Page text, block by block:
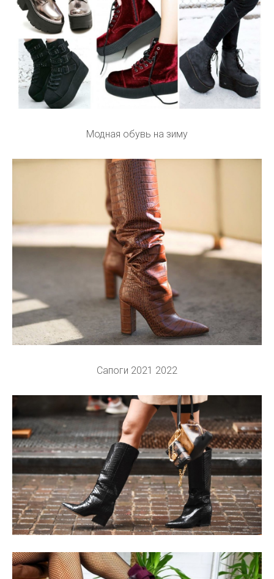
Модная обувь на зиму
Сапоги 2021 2022